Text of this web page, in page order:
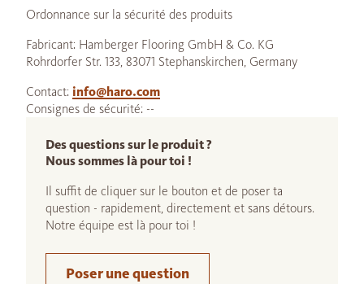
Ordonnance sur la sécurité des produits
Fabricant: Hamberger Flooring GmbH & Co. KG
Rohrdorfer Str. 133, 83071 Stephanskirchen, Germany
Contact: info@haro.com
Consignes de sécurité: --
Des questions sur le produit ?
Nous sommes là pour toi !
Il suffit de cliquer sur le bouton et de poser ta
question - rapidement, directement et sans détours.
Notre équipe est là pour toi !
Poser une question